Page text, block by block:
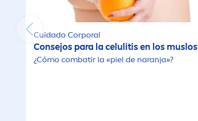
Cuidado Corporal
Consejos para la celulitis en los muslos
¿Cómo combatir la «piel de naranja»?